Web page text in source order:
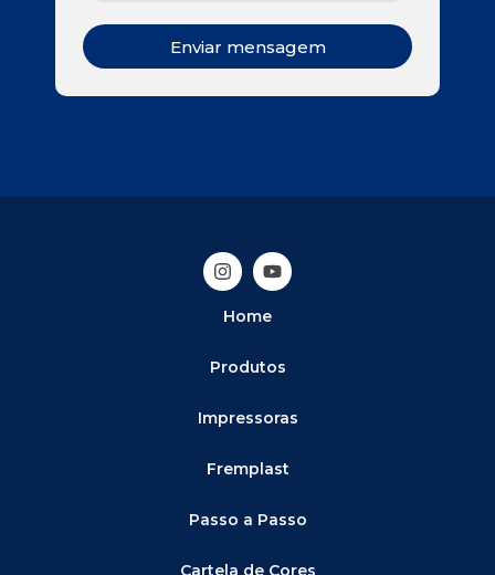
Enviar mensagem
Home
Produtos
Impressoras
Fremplast
Passo a Passo
Cartela de Cores